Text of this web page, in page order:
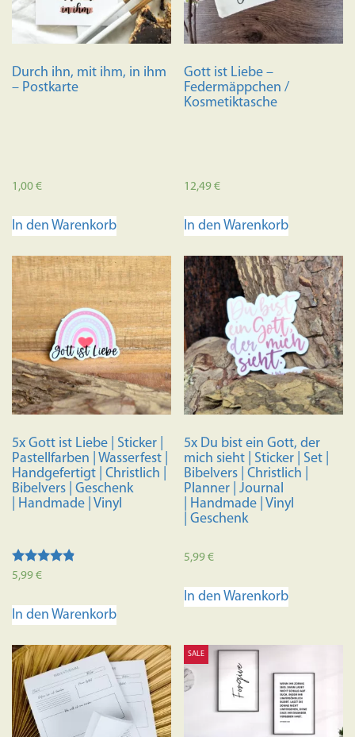
Durch ihn, mit ihm, in ihm
– Postkarte
1,00€
In den Warenkorb
Gott ist Liebe –
Federmäppchen /
Kosmetiktasche
12,49€
In den Warenkorb
5x Gott ist Liebe | Sticker |
Pastellfarben | Wasserfest |
Handgefertigt | Christlich |
Bibelvers | Geschenk
| Handmade | Vinyl
Bewertet
von 5
5,99€
In den Warenkorb
5x Du bist ein Gott, der
mich sieht | Sticker | Set |
Bibelvers | Christlich |
Planner | Journal
| Handmade | Vinyl
| Geschenk
5,99€
In den Warenkorb
SALE